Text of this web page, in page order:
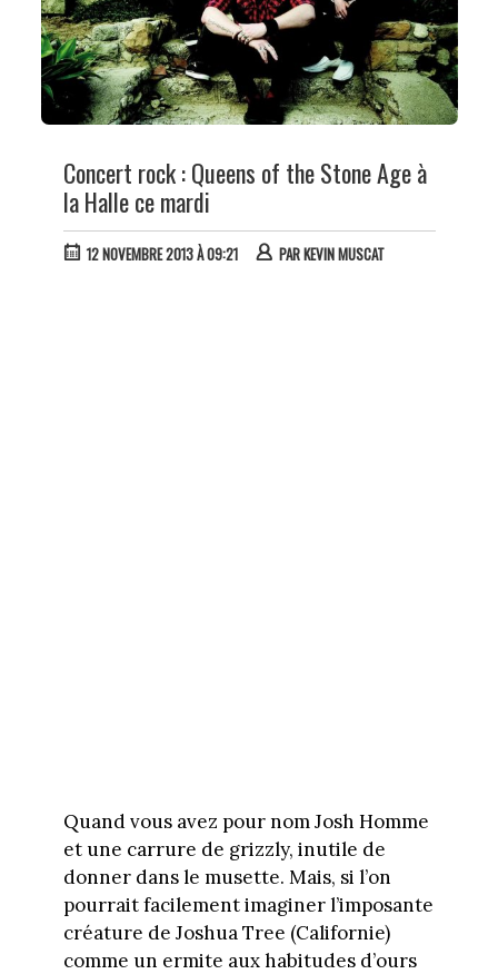
Concert rock : Queens of the Stone Age à
la Halle ce mardi
12 NOVEMBRE 2013 À 09:21 PARKEVIN MUSCAT
Quand vous avez pour nom Josh Homme
et une carrure de grizzly, inutile de
donner dans le musette. Mais, si l’on
pourrait facilement imaginer l’imposante
créature de Joshua Tree (Californie)
comme un ermite aux habitudes d’ours